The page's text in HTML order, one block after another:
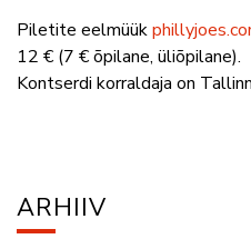
Piletite eelmüük
12 € (7 € õpilane, üliõpilane).
Kontserdi korraldaja on
ARHIIV